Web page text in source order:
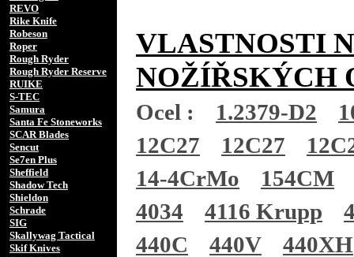
REVO
Rike Knife
Robeson
Roper
Rough Ryder
Rough Ryder Reserve
RUIKE
S-TEC
Samura
Santa Fe Stoneworks
SCAR Blades
Sencut
Se7en Plus
Sheffield
Shadow Tech
Shieldon
Schrade
SIG
Skallywag Tactical
Skif Knives
VLASTNOSTI
NOŽÍŘSKÝCH
Ocel : 1.2379-D2
12C27
12C27
14-4CrMo
154CM
4034
4116 Krupp
440C
440V
440XH